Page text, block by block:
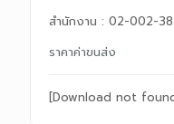
สำนักงาน : 02-002-
ราคาค่าขนส่ง
[Download not